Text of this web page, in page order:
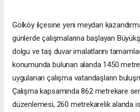
Gölköy ilçesine yeni meydan
günlerde çalışmalarına başlayan
dolgu ve taş duvar imalatlarını
konumunda bulunan alanda 1450
uygulanan çalışma vatandaşların
Çalışma kapsamında 862 metrekare
düzenlemesi, 260 metrekarelik alanda